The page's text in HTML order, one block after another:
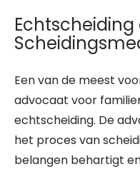
Echtscheiding
Een van de meest
advocaat voor
echtscheiding. De
het proces van
belangen behartigt